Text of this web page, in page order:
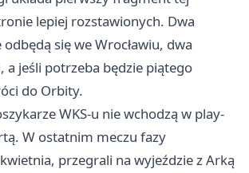
lepiej rozstawionych. Dwa
się we Wrocławiu, dwa
, a jeśli potrzeba będzie piątego
do Orbity.
WKS-u nie wchodzą w play-
W ostatnim meczu fazy
przegrali na wyjeździe z Arką